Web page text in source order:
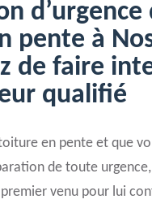
d’urgence
pente à
de faire
qualifié
en pente et que
de toute
venu pour lui